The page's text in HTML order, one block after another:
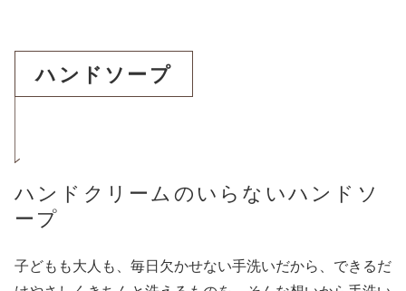
ハンドソープ
ハンドクリームのいらないハンドソ
ープ
子どもも大人も、毎日欠かせない手洗いだから、できるだ